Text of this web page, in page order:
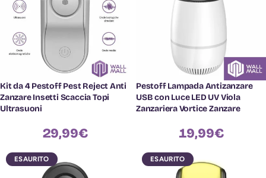
Kit da 4 Pestoff Pest Reject Anti
Zanzare Insetti Scaccia Topi
Ultrasuoni
29,99€
Pestoff Lampada Antizanzare
USB con Luce LED UV Viola
Zanzariera Vortice Zanzare
19,99€
ESAURITO ESAURITO